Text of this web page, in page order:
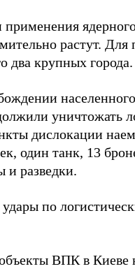
применения
растут. Для
два крупных города.
уничтожать
дислокации
один танк, 13
и разведки.
по
ВПК в Киеве